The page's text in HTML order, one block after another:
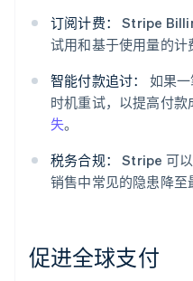
订阅计费：
Stripe
试用和基于使用量的计
智能付款追讨：
如果
时机重试，以提高付款
失。
税务合规：
Stripe 可
销售中常见的隐患降至
促进全球支付